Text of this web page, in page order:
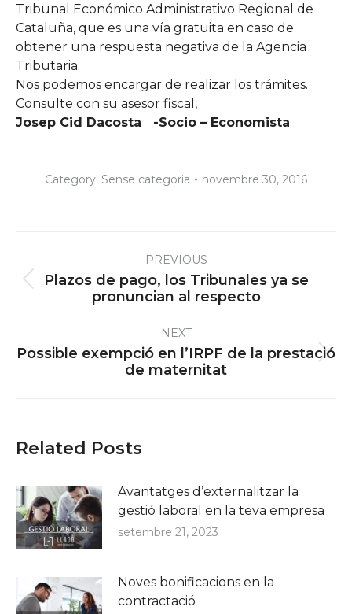
Tribunal Económico Administrativo Regional de
Cataluña, que es una vía gratuita en caso de
obtener una respuesta negativa de la Agencia
Tributaria.
Nos podemos encargar de realizar los trámites.
Consulte con su asesor fiscal,
Josep Cid Dacosta -Socio – Economista
Category: Sense categoria novembre 30, 2016
navigationPREVIOUS
Previous
post:
Plazos de pago, los Tribunales ya se
pronuncian al respecto
NEXT
Next
post:
Possible exempció en l’IRPF de la prestació
de maternitat
Related Posts
Avantatges d’externalitzar la
gestió laboral en la teva empresa
setembre 21, 2023
Noves bonificacions en la
contractació